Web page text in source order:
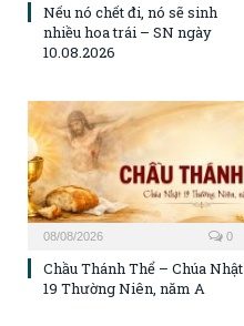
Nếu nó chết đi, nó sẽ sinh
nhiều hoa trái – SN ngày
10.08.2026
08/08/2026 0
Chầu Thánh Thể – Chúa Nhật
19 Thường Niên, năm A